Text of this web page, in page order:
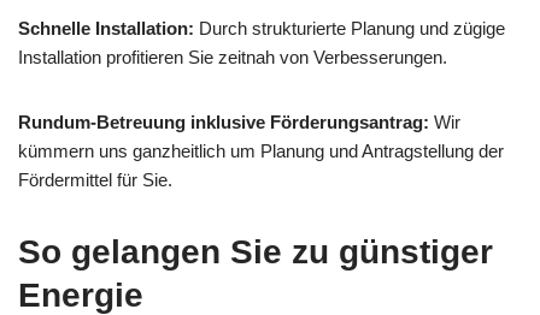
Schnelle Installation: Durch strukturierte Planung und zügige
Installation profitieren Sie zeitnah von Verbesserungen.
Rundum-Betreuung inklusive Förderungsantrag: Wir
kümmern uns ganzheitlich um Planung und Antragstellung der
Fördermittel für Sie.
So gelangen Sie zu günstiger
Energie